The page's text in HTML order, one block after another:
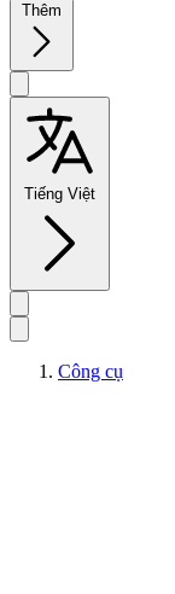
Thêm
Tiếng Việt
Công cụ